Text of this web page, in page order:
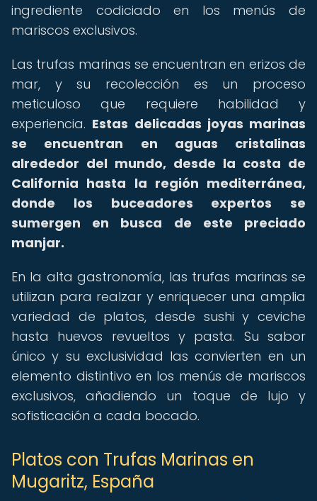
ingrediente codiciado en los menús de
mariscos exclusivos.
Las trufas marinas se encuentran en erizos de
mar, y su recolección es un proceso
meticuloso que requiere habilidad y
experiencia. Estas delicadas joyas marinas
se encuentran en aguas cristalinas
alrededor del mundo, desde la costa de
California hasta la región mediterránea,
donde los buceadores expertos se
sumergen en busca de este preciado
manjar.
En la alta gastronomía, las trufas marinas se
utilizan para realzar y enriquecer una amplia
variedad de platos, desde sushi y ceviche
hasta huevos revueltos y pasta. Su sabor
único y su exclusividad las convierten en un
elemento distintivo en los menús de mariscos
exclusivos, añadiendo un toque de lujo y
sofisticación a cada bocado.
Platos con Trufas Marinas en
Mugaritz, España